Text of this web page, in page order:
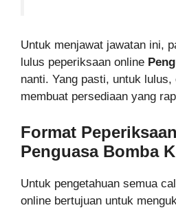
Untuk menjawat jawatan ini,
lulus peperiksaan online
nanti. Yang pasti, untuk
membuat persediaan yang
Format
Penguasa Bomba
Untuk pengetahuan semua
online bertujuan untuk